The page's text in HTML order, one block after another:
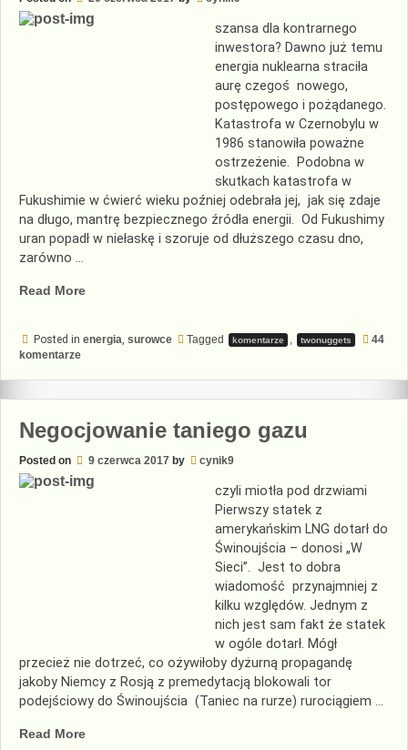
szansa dla kontrarnego
inwestora? Dawno już temu
energia nuklearna straciła
aurę czegoś nowego,
postępowego i pożądanego.
Katastrofa w Czernobylu w
1986 stanowiła poważne
ostrzeżenie. Podobna w
skutkach katastrofa w
Fukushimie w ćwierć wieku poźniej odebrała jej, jak się zdaje
na długo, mantrę bezpiecznego źródła energii. Od Fukushimy
uran popadł w niełaskę i szoruje od dłuższego czasu dno,
zarówno …
Read More„Atomu
kocha”
Posted in energia, surowce Tagged komentarze , twonuggets
44
komentarzedo
nikt
Negocjowanie taniego gazu
Posted on 9 czerwca 2017 by cynik9
czyli miotła pod drzwiami
Pierwszy statek z
amerykańskim LNG dotarł do
Świnoujścia – donosi „W
Sieci”. Jest to dobra
wiadomość przynajmniej z
kilku względów. Jednym z
nich jest sam fakt że statek
w ogóle dotarł. Mógł
przecież nie dotrzeć, co ożywiłoby dyżurną propagandę
jakoby Niemcy z Rosją z premedytacją blokowali tor
podejściowy do Świnoujścia (Taniec na rurze) rurociągiem …
Read More„Negocjowanie